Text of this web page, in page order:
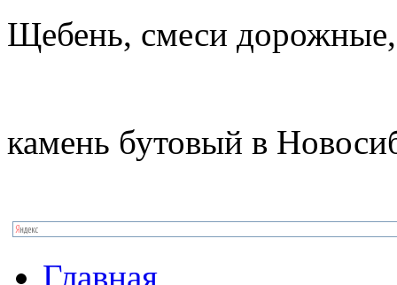
Щебень, смеси дорожные,
камень бутовый в
Главная